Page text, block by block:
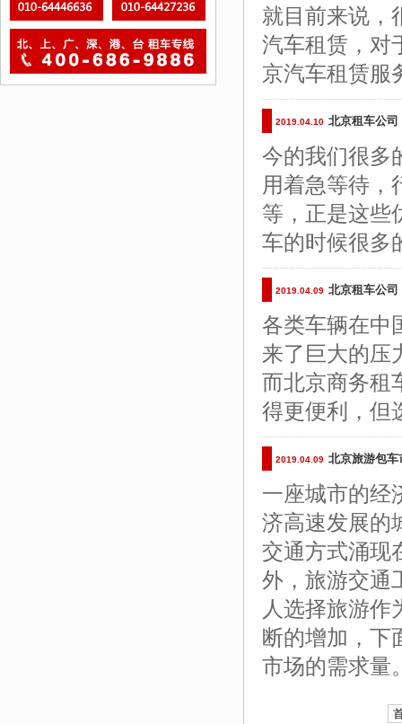
就目前来说，
汽车租赁，对
京汽车租赁服
2019.04.10 北京租车公
今的我们很多
用着急等待，
等，正是这些
车的时候很多
2019.04.09 北京租车公
各类车辆在中
来了巨大的压
而北京商务租
得更便利，但
2019.04.09 北京旅游包
一座城市的经
济高速发展的
交通方式涌现
外，旅游交通
人选择旅游作
断的增加，下
市场的需求量